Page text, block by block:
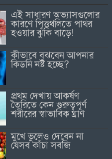
এই সাধারণ অভ্যাসগুলোর
কারণে পিত্তথলিতে পাথর
হওয়ার ঝুঁকি বাড়ে!
কীভাবে বুঝবেন আপনার
কিডনি নষ্ট হচ্ছে?
প্রথম দেখায় আকর্ষণ
তৈরিতে কেন গুরুত্বপূর্ণ
শরীরের স্বাভাবিক ঘ্রাণ
মুখে ভুলেও দেবেন না
যেসব কাঁচা সবজি